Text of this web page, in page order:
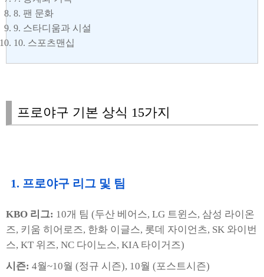
8. 팬 문화
9. 스타디움과 시설
10. 스포츠맨십
프로야구 기본 상식 15가지
1. 프로야구 리그 및 팀
KBO 리그: 10개 팀 (두산 베어스, LG 트윈스, 삼성 라이온
즈, 키움 히어로즈, 한화 이글스, 롯데 자이언츠, SK 와이번
스, KT 위즈, NC 다이노스, KIA 타이거즈)
시즌: 4월~10월 (정규 시즌), 10월 (포스트시즌)